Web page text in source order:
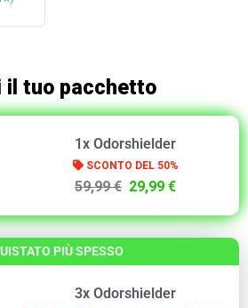
il tuo pacchetto
1x Odorshielder
SCONTO DEL 50%
59,99 € 29,99 €
PIÙ SPESSO
3x Odorshielder